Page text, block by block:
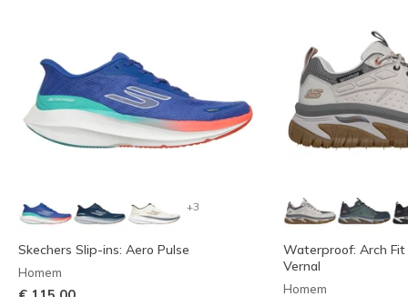
+3
Skechers Slip-ins: Aero Pulse
Homem
Waterproof: Arch
Vernal
Homem